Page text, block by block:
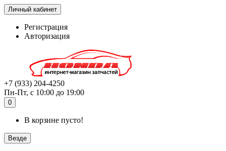
Личный кабинет
Регистрация
Авторизация
+7 (933) 204-4250
Пн-Пт, с 10:00 до 19:00
0
В корзине пусто!
Везде